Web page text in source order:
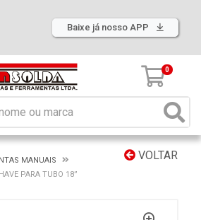
Baixe já nosso APP
0
VOLTAR
MANUAIS
PARA TUBO 18”